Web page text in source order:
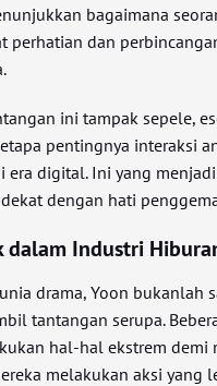
bagaimana
perhatian dan
ini tampak sepele,
pentingnya interaksi
era digital. Ini yang
dengan hati
dalam Industri
drama, Yoon bukanlah
tantangan serupa.
hal-hal ekstrem demi
melakukan aksi yang